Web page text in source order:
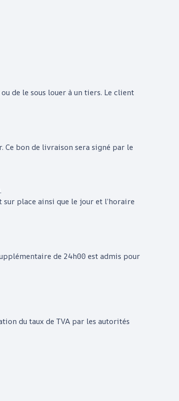
de le sous louer à un tiers. Le client
bon de livraison sera signé par le
place ainsi que le jour et l’horaire
de 24h00 est admis pour
du taux de TVA par les autorités